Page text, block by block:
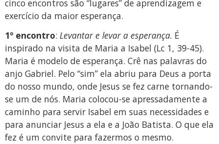
cinco encontros são “lugares” de aprendizagem e
exercício da maior esperança.
1º encontro: Levantar e levar a esperança. É
inspirado na visita de Maria a Isabel (Lc 1, 39-45).
Maria é modelo de esperança. Crê nas palavras do
anjo Gabriel. Pelo “sim” ela abriu para Deus a porta
do nosso mundo, onde Jesus se fez carne tornando-
se um de nós. Maria colocou-se apressadamente a
caminho para servir Isabel em suas necessidades e
para anunciar Jesus a ela e a João Batista. O que ela
fez é um convite para fazermos o mesmo.